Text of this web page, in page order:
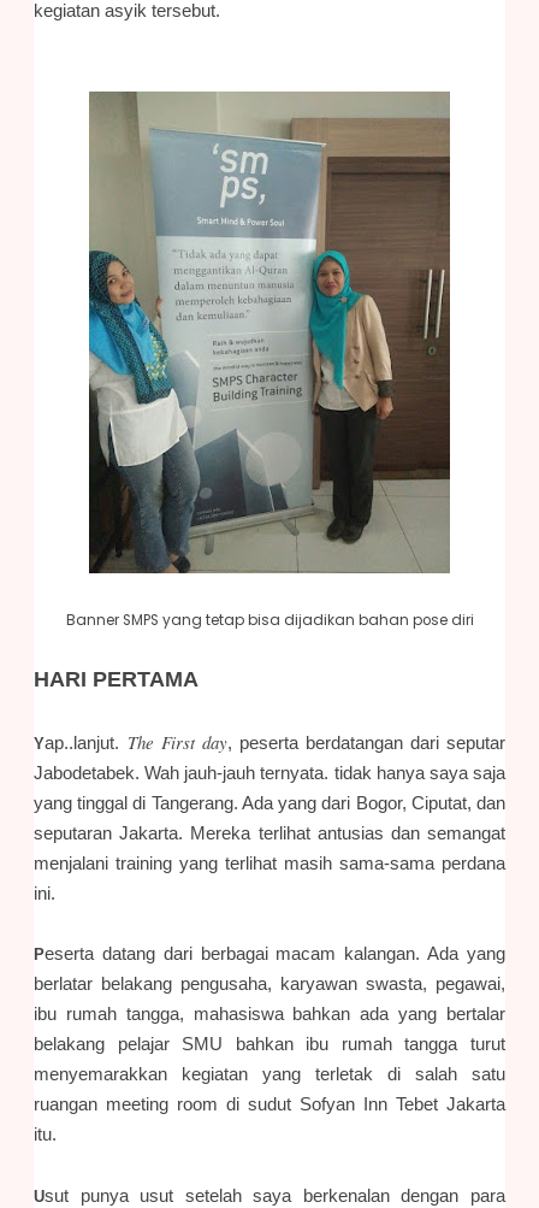
kegiatan asyik tersebut.
Banner SMPS yang tetap bisa dijadikan bahan pose diri
HARI PERTAMA
Yap..lanjut. The First day, peserta berdatangan dari seputar
Jabodetabek. Wah jauh-jauh ternyata. tidak hanya saya saja
yang tinggal di Tangerang. Ada yang dari Bogor, Ciputat, dan
seputaran Jakarta. Mereka terlihat antusias dan semangat
menjalani training yang terlihat masih sama-sama perdana
ini.
Peserta datang dari berbagai macam kalangan. Ada yang
berlatar belakang pengusaha, karyawan swasta, pegawai,
ibu rumah tangga, mahasiswa bahkan ada yang bertalar
belakang pelajar SMU bahkan ibu rumah tangga turut
menyemarakkan kegiatan yang terletak di salah satu
ruangan meeting room di sudut Sofyan Inn Tebet Jakarta
itu.
Usut punya usut setelah saya berkenalan dengan para